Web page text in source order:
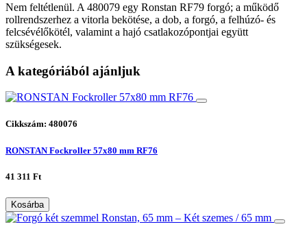
Nem feltétlenül. A 480079 egy Ronstan RF79 forgó; a működő
rollrendszerhez a vitorla bekötése, a dob, a forgó, a felhúzó- és
felcsévélőkötél, valamint a hajó csatlakozópontjai együtt
szükségesek.
A kategóriából ajánljuk
Cikkszám: 480076
RONSTAN Fockroller 57x80 mm RF76
41 311 Ft
Kosárba